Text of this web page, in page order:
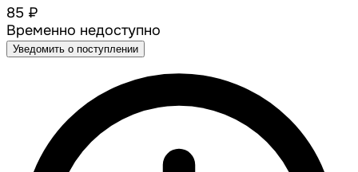
85 ₽
Временно недоступно
Уведомить о поступлении